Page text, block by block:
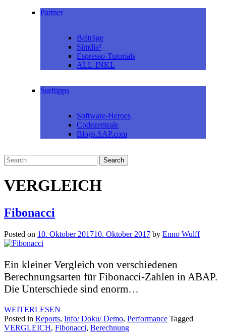
Partner
Beiträge
Simdia²
Espresso-Tutorials
ALL-INKL
Surftipps
Software-Heroes
Codezentrale
Blogs.SAP.com
VERGLEICH
Fibonacci
Posted on 10. Oktober 201710. Oktober 2017 by Enno Wulff
Ein kleiner Vergleich von verschiedenen
Berechnungsarten für Fibonacci-Zahlen in ABAP.
Die Unterschiede sind enorm…
WEITERLESEN
Posted in Reports, Info/ Doku/ Demo, Performance Tagged
VERGLEICH, Fibonacci, Berechnung